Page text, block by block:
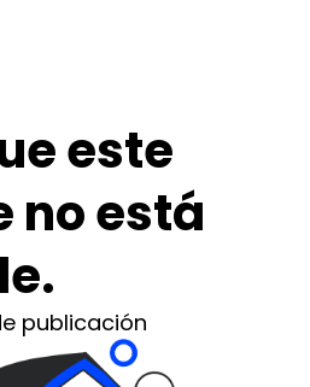
este
no está
publicación